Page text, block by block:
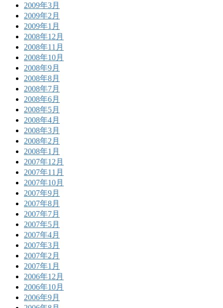
2009年3月
2009年2月
2009年1月
2008年12月
2008年11月
2008年10月
2008年9月
2008年8月
2008年7月
2008年6月
2008年5月
2008年4月
2008年3月
2008年2月
2008年1月
2007年12月
2007年11月
2007年10月
2007年9月
2007年8月
2007年7月
2007年5月
2007年4月
2007年3月
2007年2月
2007年1月
2006年12月
2006年10月
2006年9月